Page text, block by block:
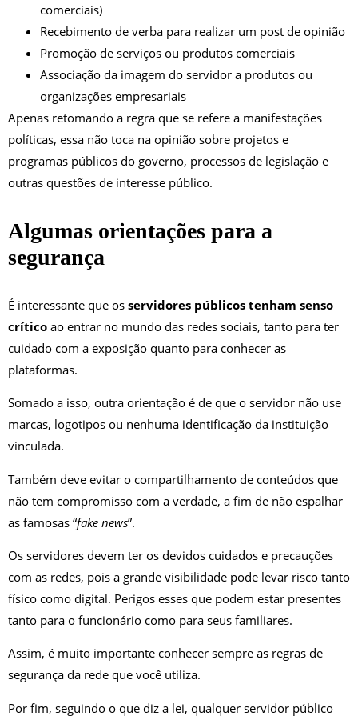
comerciais)
Recebimento de verba para realizar um post de opinião
Promoção de serviços ou produtos comerciais
Associação da imagem do servidor a produtos ou
organizações empresariais
Apenas retomando a regra que se refere a manifestações
políticas, essa não toca na opinião sobre projetos e
programas públicos do governo, processos de legislação e
outras questões de interesse público.
Algumas orientações para a
segurança
É interessante que os servidores públicos tenham senso
crítico ao entrar no mundo das redes sociais, tanto para ter
cuidado com a exposição quanto para conhecer as
plataformas.
Somado a isso, outra orientação é de que o servidor não use
marcas, logotipos ou nenhuma identificação da instituição
vinculada.
Também deve evitar o compartilhamento de conteúdos que
não tem compromisso com a verdade, a fim de não espalhar
as famosas “fake news”.
Os servidores devem ter os devidos cuidados e precauções
com as redes, pois a grande visibilidade pode levar risco tanto
físico como digital. Perigos esses que podem estar presentes
tanto para o funcionário como para seus familiares.
Assim, é muito importante conhecer sempre as regras de
segurança da rede que você utiliza.
Por fim, seguindo o que diz a lei, qualquer servidor público